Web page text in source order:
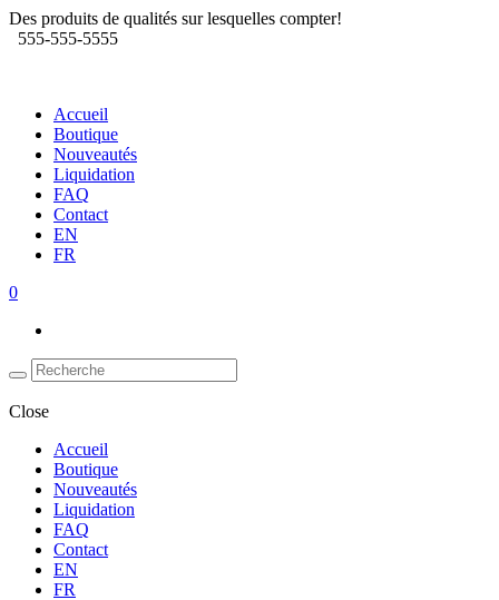
Des produits de qualités sur lesquelles compter!
555-555-5555
Accueil
Boutique
Nouveautés
Liquidation
FAQ
Contact
EN
FR
0
Close
Accueil
Boutique
Nouveautés
Liquidation
FAQ
Contact
EN
FR